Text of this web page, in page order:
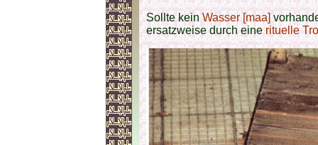
Sollte keinWasser [maa]
ersatzweise durch einerituelle